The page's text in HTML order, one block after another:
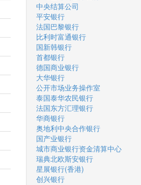
中央结算公司
平安银行
法国巴黎银行
比利时富通银行
国新韩银行
首都银行
德国商业银行
大华银行
公开市场业务操作室
泰国泰华农民银行
法国东方汇理银行
华商银行
奥地利中央合作银行
国产业银行
城市商业银行资金清算中心
瑞典北欧斯安银行
星展银行(香港)
创兴银行